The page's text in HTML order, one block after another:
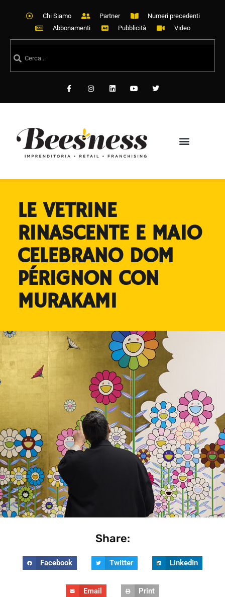
Chi Siamo Partner
Numeri precedenti
Abbonamenti
Pubblicità Video
LE VETRINE
RINASCENTE E MAIO
CELEBRANO DOM
PÉRIGNON CON
MURAKAMI
Share:
Facebook Twitter LinkedIn
Email Print